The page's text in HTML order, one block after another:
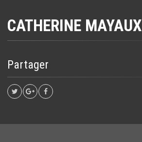
CATHERINE MAYAUX
Partager